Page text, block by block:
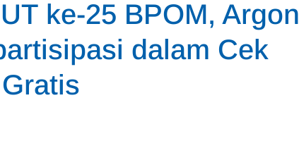
ke-25 BPOM, Argon
dalam Cek